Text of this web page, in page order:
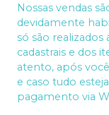
Nossas vendas
devidamente
só são
cadastrais e dos
atento, após
e caso tudo
pagamento via